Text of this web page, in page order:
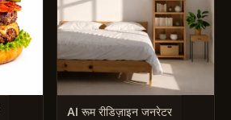
AI रूम रीडिज़ाइन जनरेटर